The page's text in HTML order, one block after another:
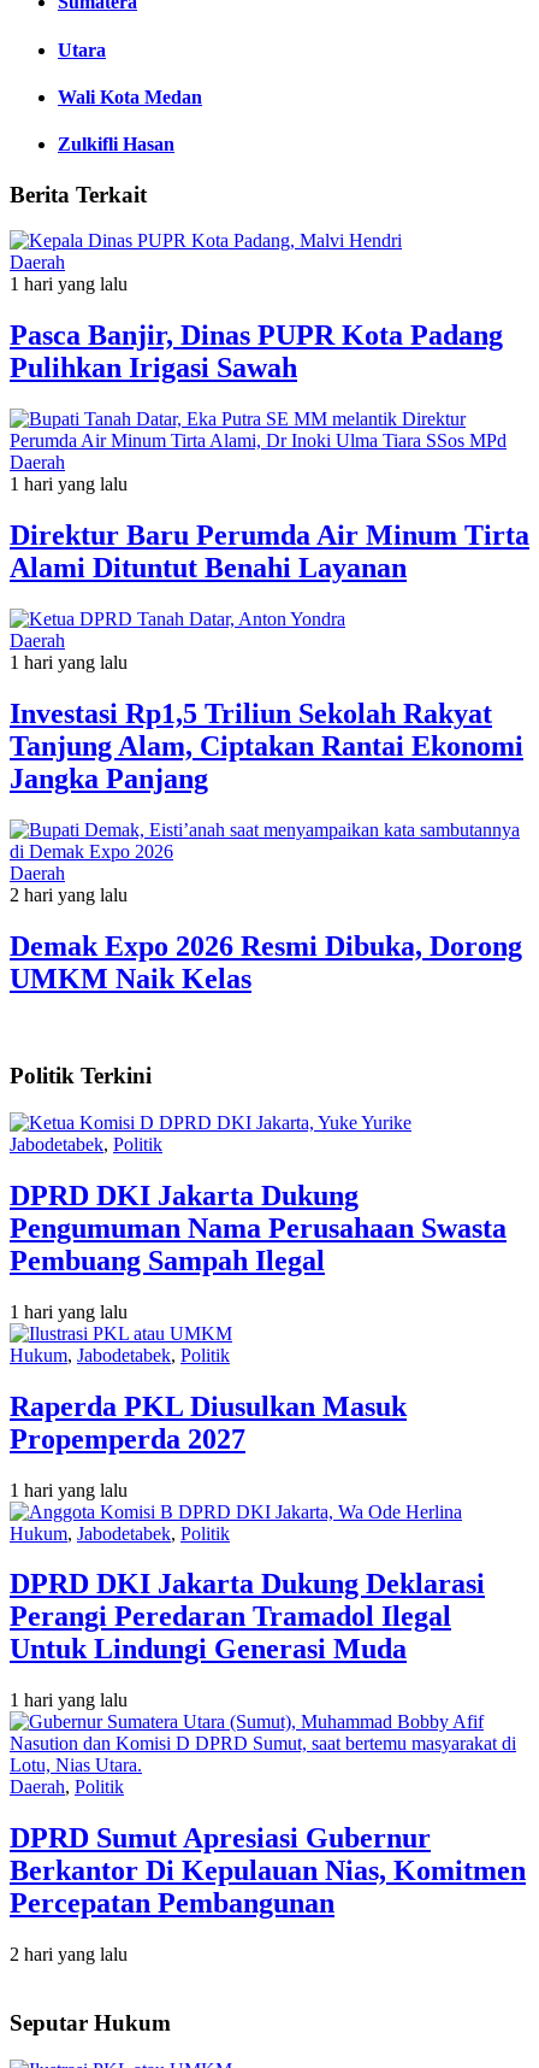
Utara
Wali Kota Medan
Zulkifli Hasan
Berita Terkait
Daerah
1 hari yang lalu
Pasca Banjir, Dinas PUPR Kota Padang
Pulihkan Irigasi Sawah
Daerah
1 hari yang lalu
Direktur Baru Perumda Air Minum Tirta
Alami Dituntut Benahi Layanan
Daerah
1 hari yang lalu
Investasi Rp1,5 Triliun Sekolah Rakyat
Tanjung Alam, Ciptakan Rantai Ekonomi
Jangka Panjang
Daerah
2 hari yang lalu
Demak Expo 2026 Resmi Dibuka, Dorong
UMKM Naik Kelas
Politik Terkini
Jabodetabek, Politik
DPRD DKI Jakarta Dukung
Pengumuman Nama Perusahaan Swasta
Pembuang Sampah Ilegal
1 hari yang lalu
Hukum, Jabodetabek, Politik
Raperda PKL Diusulkan Masuk
Propemperda 2027
1 hari yang lalu
Hukum, Jabodetabek, Politik
DPRD DKI Jakarta Dukung Deklarasi
Perangi Peredaran Tramadol Ilegal
Untuk Lindungi Generasi Muda
1 hari yang lalu
Daerah, Politik
DPRD Sumut Apresiasi Gubernur
Berkantor Di Kepulauan Nias, Komitmen
Percepatan Pembangunan
2 hari yang lalu
Seputar Hukum